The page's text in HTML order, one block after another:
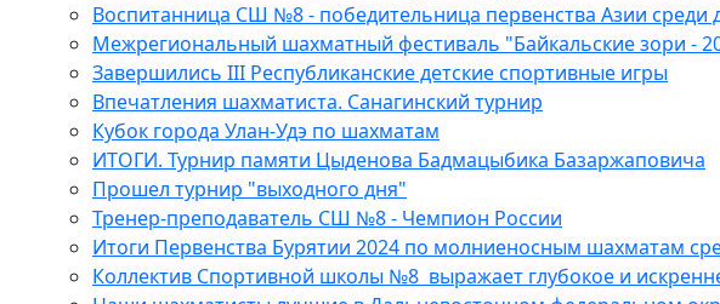
Воспитанница СШ №8 - победительница первенства Азии среди
Межрегиональный шахматный фестиваль "Байкальские зори -
Завершились III Республиканские детские спортивные игры
Впечатления шахматиста. Санагинский турнир
Кубок города Улан-Удэ по шахматам
ИТОГИ. Турнир памяти Цыденова Бадмацыбика Базаржаповича
Прошел турнир "выходного дня"
Тренер-преподаватель СШ №8 - Чемпион России
Итоги Первенства Бурятии 2024 по молниеносным шахматам
Коллектив Спортивной школы №8 выражает глубокое и